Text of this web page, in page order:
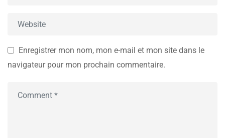
Enregistrer mon nom, mon e-mail et mon site dans le
navigateur pour mon prochain commentaire.